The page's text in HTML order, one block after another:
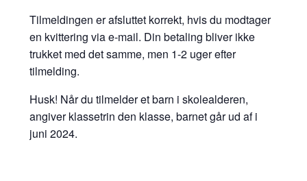
Tilmeldingen er afsluttet korrekt, hvis du modtager
en kvittering via e-mail. Din betaling bliver ikke
trukket med det samme, men 1-2 uger efter
tilmelding.
Husk! Når du tilmelder et barn i skolealderen,
angiver klassetrin den klasse, barnet går ud af i
juni 2024.